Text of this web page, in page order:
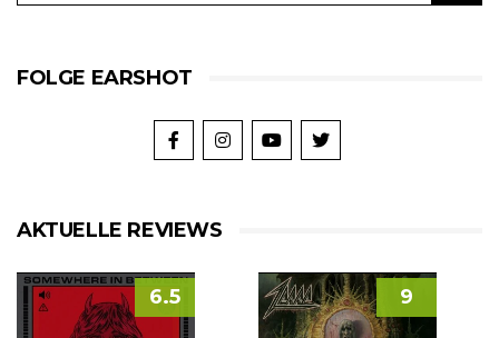
FOLGE EARSHOT
AKTUELLE REVIEWS
6.5 9